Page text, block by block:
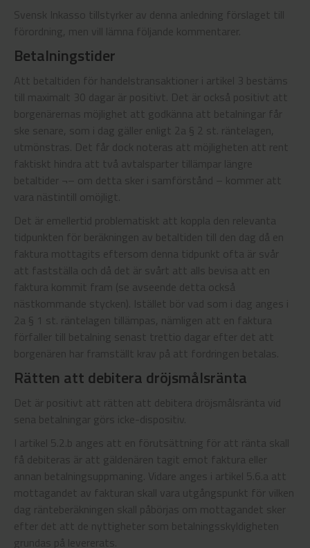
Svensk Inkasso tillstyrker av denna anledning förslaget till
förordning, men vill lämna följande kommentarer.
Betalningstider
Att betaltiden för handelstransaktioner i artikel 3 bestäms
till maximalt 30 dagar är positivt. Det är också positivt att
borgenärernas möjlighet att godkänna att betalningar får
ske senare, som i dag gäller enligt 2a § 2 st. räntelagen,
utmönstras. Det får dock noteras att möjligheten att rent
faktiskt hindra att två avtalsparter tillämpar längre
betaltider ¬– om detta sker i samförstånd – kommer att
vara nästintill omöjligt.
Det är emellertid problematiskt att koppla den relevanta
tidpunkten för beräkningen av betaltiden till den dag då en
faktura mottagits eftersom denna tidpunkt ofta är svår
att fastställa och då det är svårt att alls bevisa att en
faktura kommit fram (se avseende detta också
nästkommande stycken). Istället bör vad som i dag anges i
2a § 1 st. räntelagen tillämpas, nämligen att en faktura
förfaller till betalning senast trettio dagar efter det att
borgenären har framställt krav på att fordringen betalas.
Rätten att debitera dröjsmålsränta
Det är positivt att rätten att debitera dröjsmålsränta vid
sena betalningar görs icke-dispositiv.
I artikel 5.2.b anges att en förutsättning för att ränta skall
få debiteras är att gäldenären tagit emot faktura eller
annan betalningsuppmaning. Vidare anges i artikel 5.6.a att
mottagandet av fakturan skall vara utgångspunkt för vilken
dag ränteberäkningen skall påbörjas om mottagandet sker
efter det att de nyttigheter som betalningsskyldigheten
grundas på levererats.